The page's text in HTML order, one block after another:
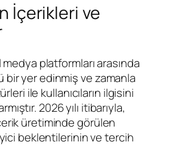
İçerikleri ve
platformları arasında
bir yer edinmiş ve zamanla
ile kullanıcıların ilgisini
2026 yılı itibarıyla,
üretiminde görülen
beklentilerinin ve tercih